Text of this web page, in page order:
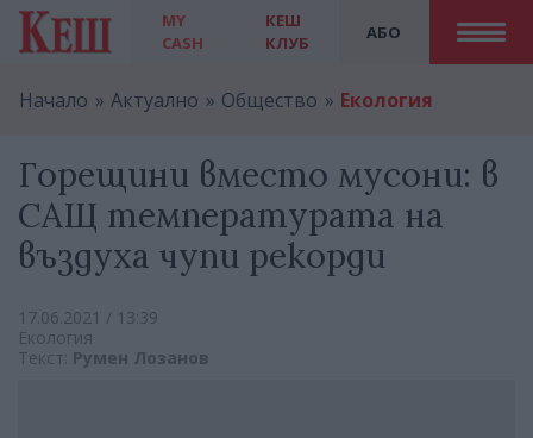
MY
CASH
АБО
КЕШ
КЛУБ
Начало Актуално Общество Екология
Горещини вместо мусони: в
САЩ температурата на
въздуха чупи рекорди
17.06.2021 / 13:39
Екология
Текст: Румен Лозанов